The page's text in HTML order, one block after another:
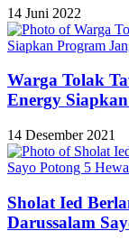
14 Juni 2022
Warga Tolak
Energy
14 Desember 2021
Sholat Ied
Darussalam